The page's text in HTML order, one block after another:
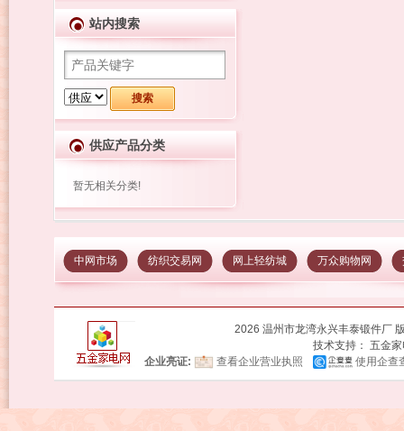
站内搜索
供应产品分类
暂无相关分类!
中网市场 纺织交易网 网上轻纺城 万众购物网
2026 温州市龙湾永兴丰泰锻件厂
技术支持： 五金
企业亮证:
查看企业营业执照 使用企查